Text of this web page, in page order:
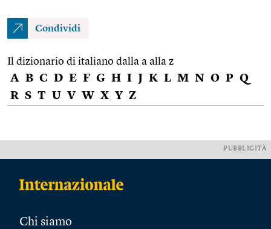
Condividi
Il dizionario di italiano dalla a alla z
A B C D E F G H I J K L M N O P Q
R S T U V W X Y Z
PUBBLICITÀ
Chi siamo